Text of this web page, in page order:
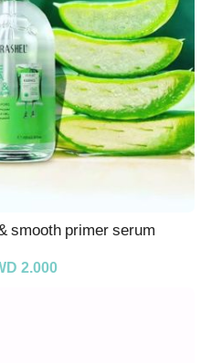
smooth primer serum
2.000